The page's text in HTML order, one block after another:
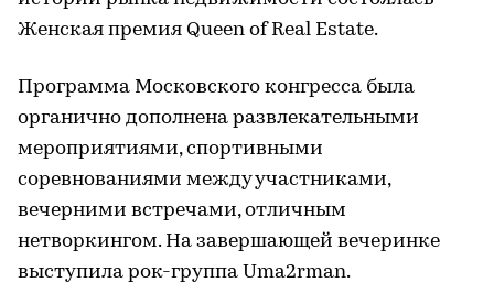
Женская премия Queen of Real Estate.
Программа Московского конгресса была
органично дополнена развлекательными
мероприятиями, спортивными
соревнованиями между участниками,
вечерними встречами, отличным
нетворкингом. На завершающей вечеринке
выступила рок-группа Uma2rman.